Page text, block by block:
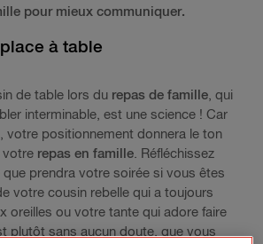
pour mieux communiquer.
à table
de table lors du repas de famille, qui
interminable, est une science ! Car
votre positionnement donnera le ton
votre repas en famille. Réfléchissez
que prendra votre soirée si vous êtes
votre cousin rebelle qui a toujours
oreilles ou votre tante qui adore faire
plutôt sans aucun doute, que vous